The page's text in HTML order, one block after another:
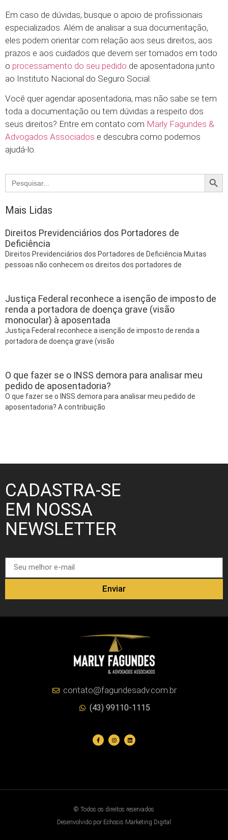
Em caso de dúvidas, busque o apoio de profissionais
especializados. Além de analisar a sua documentação,
eles podem orientar com relação aos seus direitos, aos
prazos e aos cuidados que devem ser tomados em todo
o processamento do seu pedido de aposentadoria junto
ao Instituto Nacional do Seguro Social.
Você quer agendar aposentadoria, mas não sabe se tem
toda a documentação ou tem dúvidas a respeito dos
seus direitos? Entre em contato com Marly Fagundes &
Advogados Associados e descubra como podemos
ajudá-lo.
Search
for:
Mais Lidas
Direitos Previdenciários dos Portadores de
Deficiência
Direitos Previdenciários dos Portadores de Deficiência Muitas
pessoas não conhecem os direitos dos portadores de
Justiça Federal reconhece a isenção de imposto de
renda a portadora de doença grave (visão
monocular) à aposentada
Justiça Federal reconhece a isenção de imposto de renda a
portadora de doença grave (visão
O que fazer se o INSS demora para analisar meu
pedido de aposentadoria?
O que fazer se o INSS demora para analisar meu pedido de
aposentadoria? A contribuição
CADASTRA-SE
EM NOSSA
NEWSLETTER
Enviar
contato@fagundesadv.com.br
(43) 99110-1115
© Todos os direitos reservados
Desenvolvido por Echosis Marketing Digital